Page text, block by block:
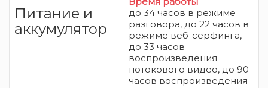
Питание и
аккумулятор
до 34 часов в режиме
разговора, до 22 часов в
режиме веб-серфинга,
до 33 часов
воспроизведения
потокового видео, до 90
часов воспроизведения